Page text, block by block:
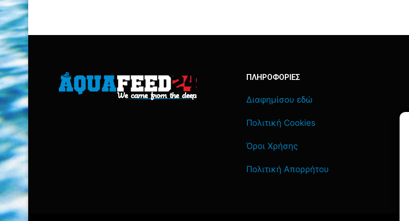
ΠΛΗΡΟΦΟΡΙΕΣ
Διαφημίσου εδώ
Πολιτική Cookies
Όροι Χρήσης
Πολιτική Απορρήτου